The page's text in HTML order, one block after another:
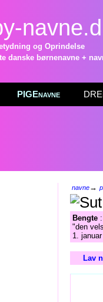
og Oprindelse
danske børnenavne +
PIGEnavne
navne→
Bengte
"den
1.
Lav